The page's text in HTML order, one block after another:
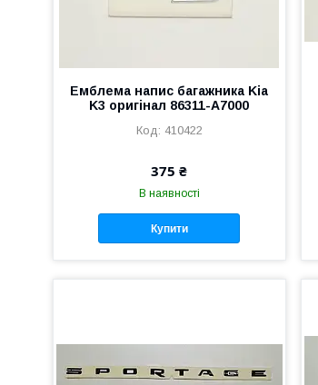
Емблема напис багажника Kia
K3 оригінал 86311-A7000
410422
375 ₴
В наявності
Купити